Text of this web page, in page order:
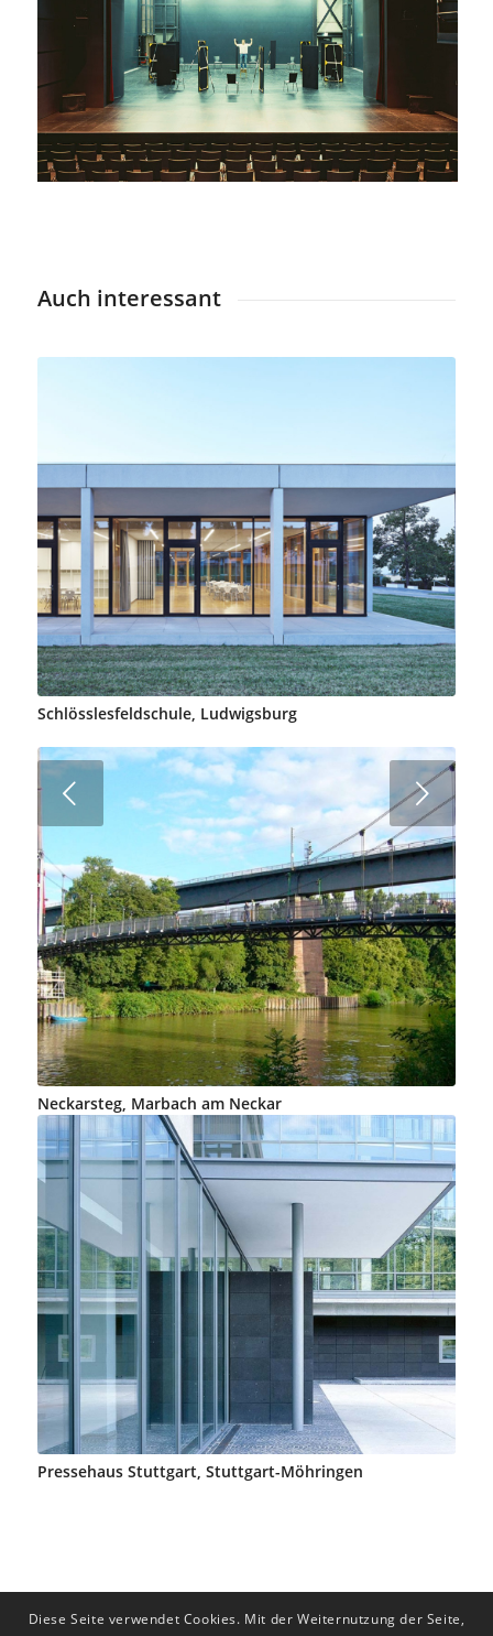
Auch interessant
Schlösslesfeldschule, Ludwigsburg
Neckarsteg, Marbach am Neckar
Pressehaus Stuttgart, Stuttgart-Möhringen
Weiter
Diese Seite verwendet Cookies. Mit der Weiternutzung der Seite,